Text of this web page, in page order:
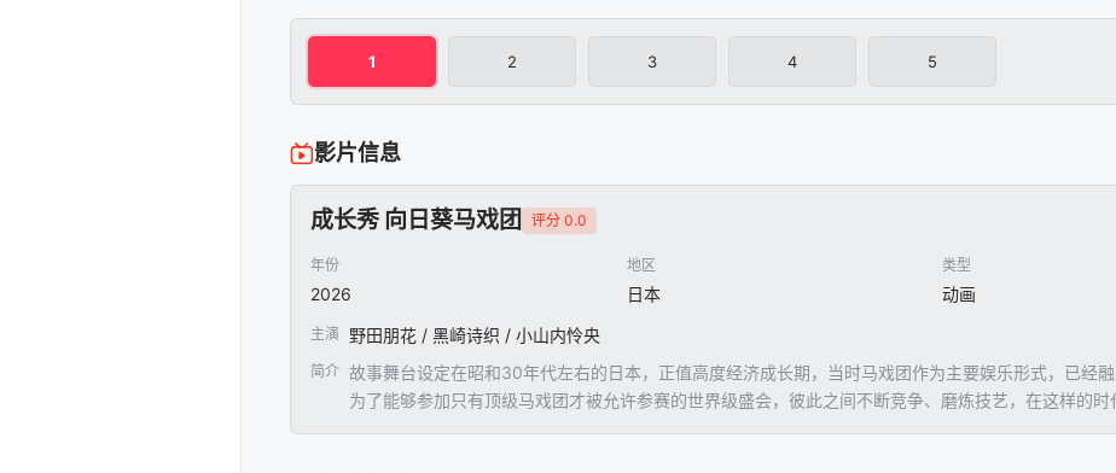
1 2 3 4 5
影片信息
成长秀 向日葵马戏团 评分 0.0
年份
2026
地区
日本
类型
动画
主演 野田朋花 / 黑崎诗织 / 小山内怜央
简介 故事舞台设定在昭和30年代左右的日本，正值高度经济成长期，当时马戏团作为主要娱乐形式，已经
为了能够参加只有顶级马戏团才被允许参赛的世界级盛会，彼此之间不断竞争、磨炼技艺，在这样的